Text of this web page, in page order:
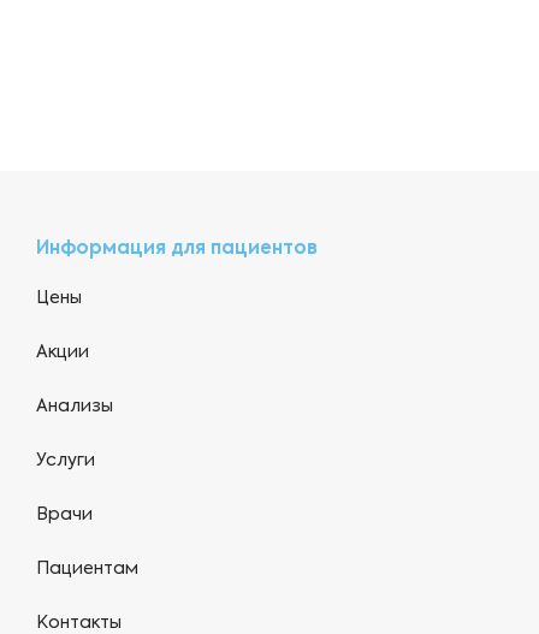
Информация для пациентов
Цены
Акции
Анализы
Услуги
Врачи
Пациентам
Контакты